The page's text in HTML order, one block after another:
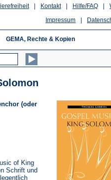
Hilfe/FAQ
Kontakt
Impressum
GEMA, Rechte & Kopien
(oder
of King
Schrift und